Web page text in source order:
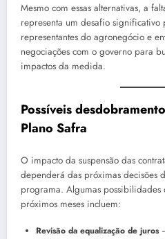
Mesmo com essas alternativas, a
representa um desafio significativo
representantes do agronegócio e
negociações com o governo para
impactos da medida.
Possíveis
Plano Safra
O impacto da suspensão das
dependerá das próximas decisões
programa. Algumas
próximos meses incluem:
Revisão da equalização de juros